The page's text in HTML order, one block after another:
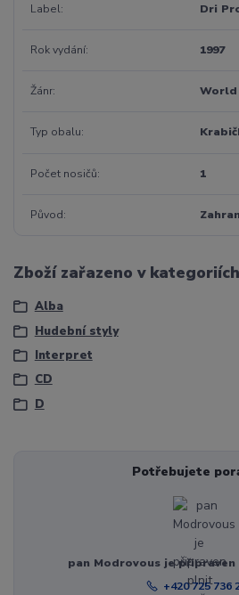
Label Dri
Rok vydání 1997
Žánr World
Typ obalu
Počet nosičů 1
Původ
Zboží zařazeno v kategoriích
Alba
Hudební styly
Interpret
CD
D
Potřebujete
pan Modrovous je
+420 725 736